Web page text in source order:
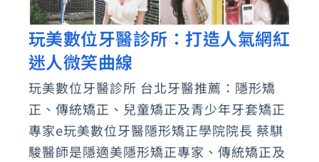
玩美數位牙醫診所：打造人氣網紅
迷人微笑曲線
玩美數位牙醫診所 台北牙醫推薦：隱形矯
正、傳統矯正、兒童矯正及青少年牙套矯正
專家e玩美數位牙醫隱形矯正學院院長 蔡騏
駿醫師是隱適美隱形矯正專家、傳統矯正及
玩
美
數
位
牙
醫